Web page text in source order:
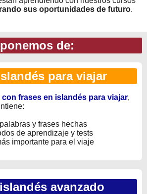
sus oportunidades de futuro.
de:
para viajar
frases en islandés para viajar,
y frases hechas
de aprendizaje y tests
importante para el viaje
avanzado